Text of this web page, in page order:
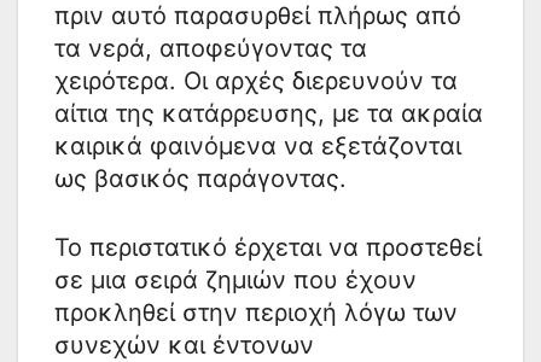
πριν αυτό παρασυρθεί πλήρως από
τα νερά, αποφεύγοντας τα
χειρότερα. Οι αρχές διερευνούν τα
αίτια της κατάρρευσης, με τα ακραία
καιρικά φαινόμενα να εξετάζονται
ως βασικός παράγοντας.
Το περιστατικό έρχεται να προστεθεί
σε μια σειρά ζημιών που έχουν
προκληθεί στην περιοχή λόγω των
συνεχών και έντονων